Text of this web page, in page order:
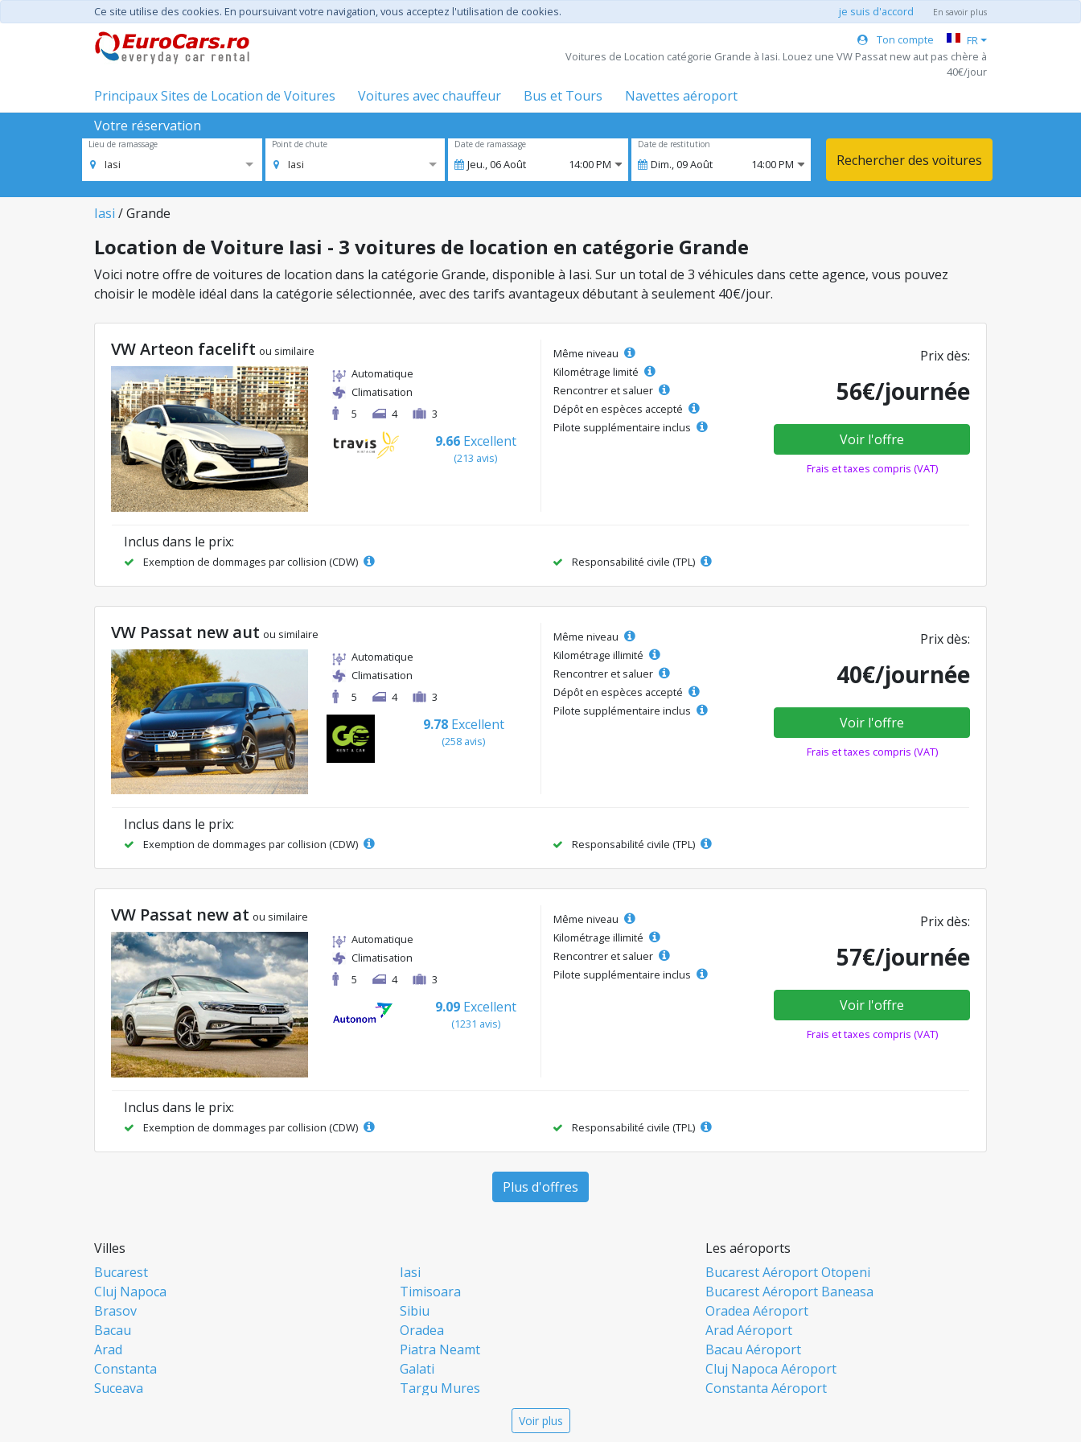
Ce site utilise des cookies. En poursuivant votre navigation, vous acceptez l'utilisation de cookies. je suis d'accord En savoir plus
Ton compte
FR
Voitures de Location catégorie Grande à Iasi. Louez une VW Passat new aut pas chère à
40€/jour
Principaux Sites de Location de Voitures Voitures avec chauffeur Bus et Tours
Navettes aéroport
Votre réservation
Lieu de ramassage
Iasi
Point de chute
Iasi
Date de ramassage
Jeu.,06Août 14:00 PM
Date de restitution
Dim.,09Août 14:00 PM Rechercher des voitures
Iasi / Grande
Location de Voiture Iasi - 3 voitures de location en catégorie Grande
Voici notre offre de voitures de location dans la catégorie Grande, disponible à Iasi. Sur un total de 3 véhicules dans cette agence, vous pouvez
choisir le modèle idéal dans la catégorie sélectionnée, avec des tarifs avantageux débutant à seulement 40€/jour.
VW Arteon facelift ou similaire
Automatique
Climatisation
5
4 3
9.66 Excellent
(213 avis)
Même niveau
Kilométrage limité
Rencontrer et saluer
Dépôt en espèces accepté
Pilote supplémentaire inclus
Prix dès:
56€/journée
Voir l'offre
Frais et taxes compris (VAT)
Inclus dans le prix:
Exemption de dommages par collision (CDW) Responsabilité civile (TPL)
VW Passat new aut ou similaire
Automatique
Climatisation
5
4 3
9.78 Excellent
(258 avis)
Même niveau
Kilométrage illimité
Rencontrer et saluer
Dépôt en espèces accepté
Pilote supplémentaire inclus
Prix dès:
40€/journée
Voir l'offre
Frais et taxes compris (VAT)
Inclus dans le prix:
Exemption de dommages par collision (CDW) Responsabilité civile (TPL)
VW Passat new at ou similaire
Automatique
Climatisation
5
4 3
9.09 Excellent
(1231 avis)
Même niveau
Kilométrage illimité
Rencontrer et saluer
Pilote supplémentaire inclus
Prix dès:
57€/journée
Voir l'offre
Frais et taxes compris (VAT)
Inclus dans le prix:
Exemption de dommages par collision (CDW) Responsabilité civile (TPL)
Plus d'offres
Villes
Bucarest
Iasi
Cluj Napoca
Timisoara
Brasov
Sibiu
Bacau
Oradea
Arad
Piatra Neamt
Constanta
Galati
Suceava
Targu Mures
Les aéroports
Bucarest Aéroport Otopeni
Bucarest Aéroport Baneasa
Oradea Aéroport
Arad Aéroport
Bacau Aéroport
Cluj Napoca Aéroport
Constanta Aéroport
Voir plus